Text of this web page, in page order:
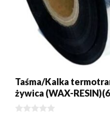
Taśma/Kalka
żywica (WAX-